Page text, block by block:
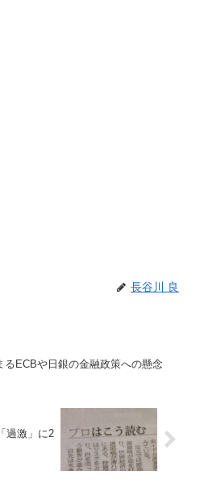
長谷川 良
るECBや日銀の金融政策への懸念
過激」に2